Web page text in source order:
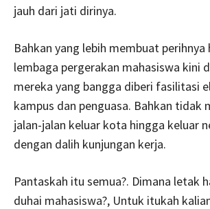
jauh dari jati dirinya.
Bahkan yang lebih membuat
lembaga pergerakan mahasiswa kini
mereka yang bangga diberi fasilitasi
kampus dan penguasa. Bahkan tidak
jalan-jalan keluar kota hingga keluar
dengan dalih kunjungan kerja.
Pantaskah itu semua?. Dimana letak
duhai mahasiswa?, Untuk itukah